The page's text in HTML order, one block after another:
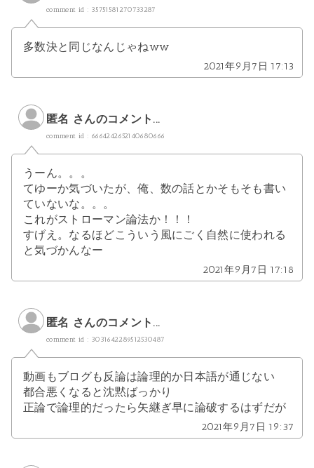
comment id : 35751581270733287
多数決と同じなんじゃねww
2021年9月7日 17:13
匿名 さんのコメント...
comment id : 6664242652140680666
うーん。。。
てゆーか気づいたが、俺、数の話とかそもそも書い
ていないな。。。
これがストローマン論法か！！！
すげえ。なるほどこういう風にごく自然に使われる
と気づかんなー
2021年9月7日 17:18
匿名 さんのコメント...
comment id : 3031642289512530487
動画もブログも反論は論理的か日本語が通じない
都合悪くなると沈黙ばっかり
正論で論理的だったら矢継ぎ早に論破するはずだが
2021年9月7日 19:37